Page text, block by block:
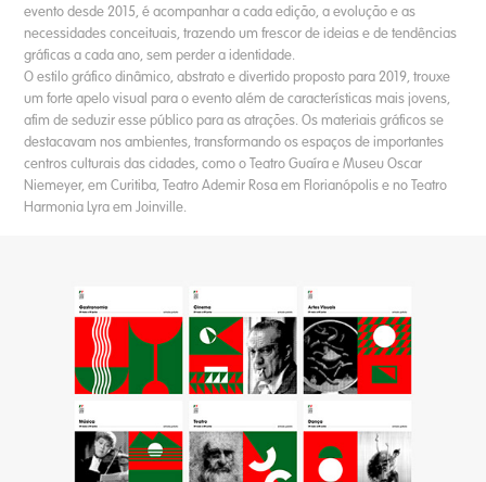
evento desde 2015, é acompanhar a cada edição, a evolução e as
necessidades conceituais, trazendo um frescor de ideias e de tendências
gráficas a cada ano, sem perder a identidade.
O estilo gráfico dinâmico, abstrato e divertido proposto para 2019, trouxe
um forte apelo visual para o evento além de características mais jovens,
afim de seduzir esse público para as atrações. Os materiais gráficos se
destacavam nos ambientes, transformando os espaços de importantes
centros culturais das cidades, como o Teatro Guaíra e Museu Oscar
Niemeyer, em Curitiba, Teatro Ademir Rosa em Florianópolis e no Teatro
Harmonia Lyra em Joinville.